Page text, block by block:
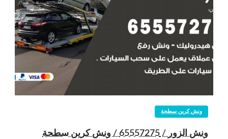
ونش كرين سطحة
ونش الزور / 65557275 / ونش كرين سطحة